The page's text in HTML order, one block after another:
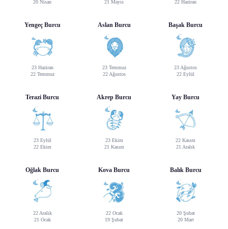
20 Nisan
21 Mayıs
22 Haziran
Yengeç Burcu
23 Haziran
22 Temmuz
Aslan Burcu
23 Temmuz
22 Ağustos
Başak Burcu
23 Ağustos
22 Eylül
Terazi Burcu
23 Eylül
22 Ekim
Akrep Burcu
23 Ekim
21 Kasım
Yay Burcu
22 Kasım
21 Aralık
Oğlak Burcu
22 Aralık
21 Ocak
Kova Burcu
22 Ocak
19 Şubat
Balık Burcu
20 Şubat
20 Mart